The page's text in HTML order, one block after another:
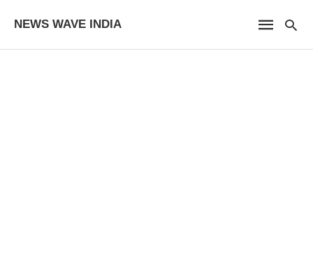
NEWS WAVE INDIA